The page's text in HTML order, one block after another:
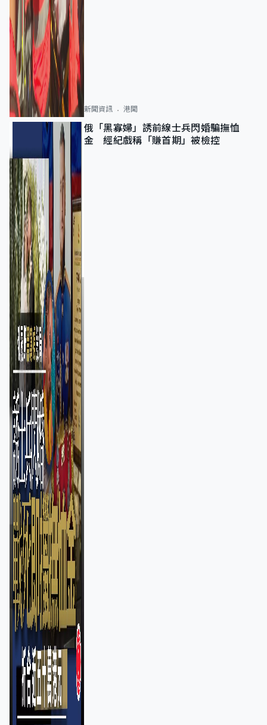
新聞資訊 港聞
俄「黑寡婦」誘前線士兵閃婚騙撫恤
金 經紀戲稱「賺首期」被檢控